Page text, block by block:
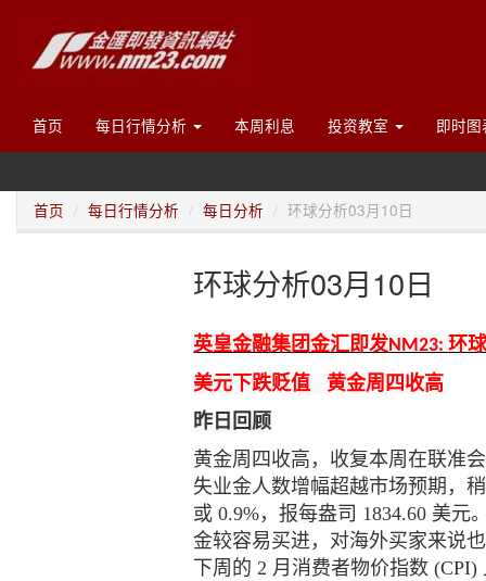
首页 每日行情分析 本周利息 投资教室 即时图
首页 每日行情分析 每日分析 环球分析03月10日
环球分析03月10日
英皇金融集团金汇即发NM23:环
美元下跌贬值 黄金周四收高
昨日回顾
黄金周四收高，收复本周在联准
失业金人数增幅超越市场预期，
或 0.9%，报每盎司 1834.60 美
金较容易买进，对海外买家来说
下周的 2 月消费者物价指数